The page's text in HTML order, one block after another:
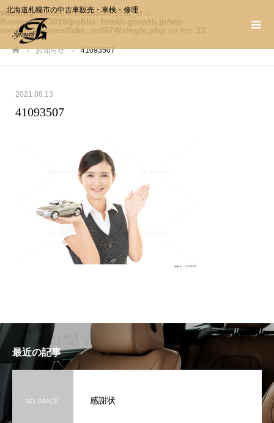
北海道札幌市の中古車販売・車検・修理
Warning: Undefined variable $cat_id in
/home/c0983019/public_html/i-growth.jp/wp-
content/themes/fake_tcd074/single.php on line 22
お知らせ 41093507
2021.08.13
41093507
最近の記事
感謝状